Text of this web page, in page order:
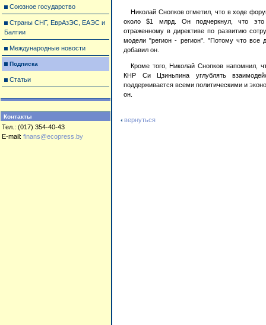
Союзное государство
Страны СНГ, ЕврАзЭС, ЕАЭС и
Балтии
Международные новости
Подписка
Статьи
Контакты
Тел.: (017) 354-40-43
E-mail: finans@ecopress.by
Николай Снопков отметил, что в ходе
около $1 млрд. Он подчеркнул, что это
отраженному в директиве по развитию
модели "регион - регион". "Потому что все
добавил он.
Кроме того, Николай Снопков напомнил,
КНР Си Цзиньпина углублять
поддерживается всеми политическими и
он.
вернуться